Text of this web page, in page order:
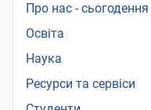
Про нас - сьогодення
Освіта
Наука
Ресурси та сервіси